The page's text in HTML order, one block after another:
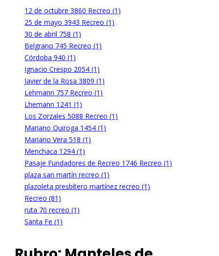
12 de octubre 3860 Recreo (1)
25 de mayo 3943 Recreo (1)
30 de abril 758 (1)
Belgrano 745 Recreo (1)
Córdoba 940 (1)
Ignacio Crespo 2054 (1)
Javier de la Rosa 3809 (1)
Lehmann 757 Recreo (1)
Lhemann 1241 (1)
Los Zorzales 5088 Recreo (1)
Mariano Quiroga 1454 (1)
Mariano Vera 518 (1)
Menchaca 1294 (1)
Pasaje Fundadores de Recreo 1746 Recreo (1)
plaza san martín recreo (1)
plazoleta presbítero martínez recreo (1)
Recreo (81)
ruta 70 recreo (1)
Santa Fe (1)